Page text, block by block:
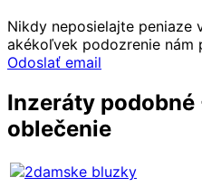
Nikdy neposielajte peniaze
akékoľvek podozrenie nám
Odoslať email
Inzeráty podobné
oblečenie